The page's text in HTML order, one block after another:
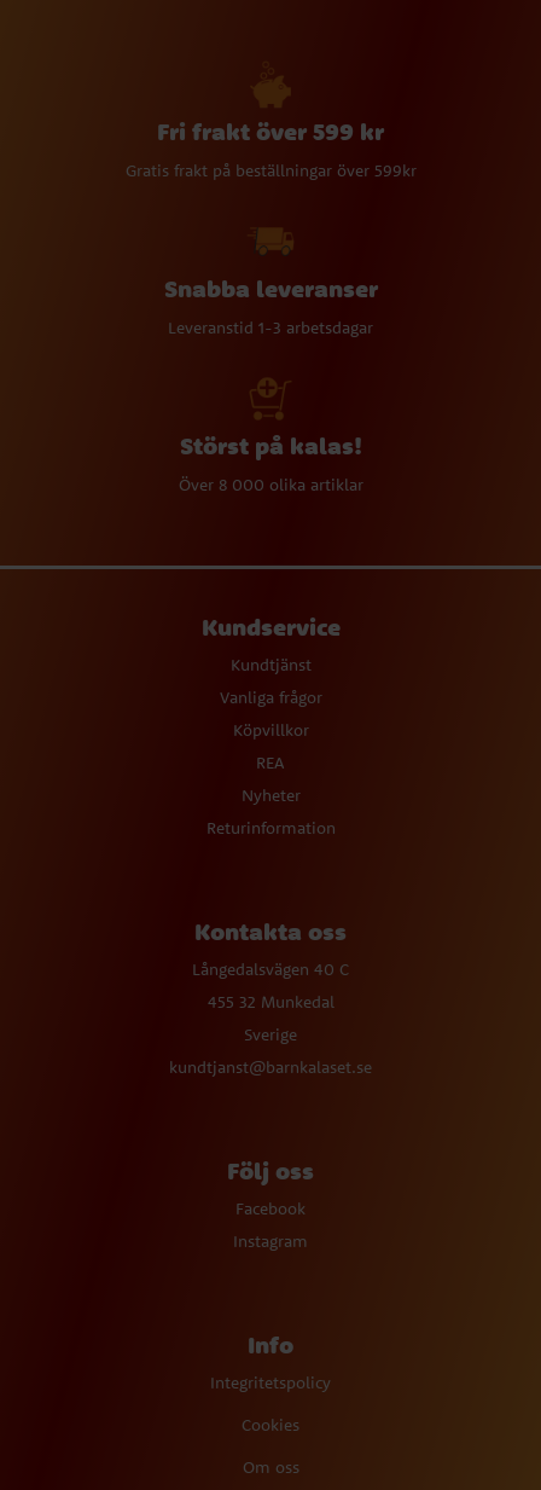
Fri frakt över 599 kr
Gratis frakt på beställningar över 599kr
Snabba leveranser
Leveranstid 1-3 arbetsdagar
Störst på kalas!
Över 8 000 olika artiklar
Kundservice
Kundtjänst
Vanliga frågor
Köpvillkor
REA
Nyheter
Returinformation
Kontakta oss
Långedalsvägen 40 C
455 32 Munkedal
Sverige
kundtjanst@barnkalaset.se
Följ oss
Facebook
Instagram
Info
Integritetspolicy
Cookies
Om oss